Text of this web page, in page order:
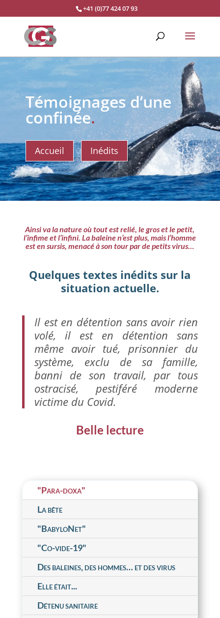
+41 (0)77 424 07 93
Témoignages d’une
confinée.
Accueil Inédits
Ainsi va la nature où tout est relié, le gros et le petit,
l’infime et l’infini. La baleine n’est plus, mais l’homme
est en sursis, menacé à son tour par de petits virus…
Quelques textes inédits sur la
situation actuelle.
Il est en détention sans avoir rien
volé, il est en détention sans
même avoir tué, prisonnier du
système, exclu de sa famille,
banni de son travail, par tous
ostracisé, pestiféré moderne
victime du Covid.
Belle lecture
"Para-doxa"
La bête
"BabyloNet"
"Co-vide-19"
Des baleines, des hommes… et des virus
Elle était...
Détenu sanitaire